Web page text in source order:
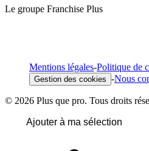
Le groupe Franchise Plus
Mentions légales-Politique de
Gestion des cookies -Nous
© 2026 Plus que pro. Tous droits
Ajouter à ma sélection